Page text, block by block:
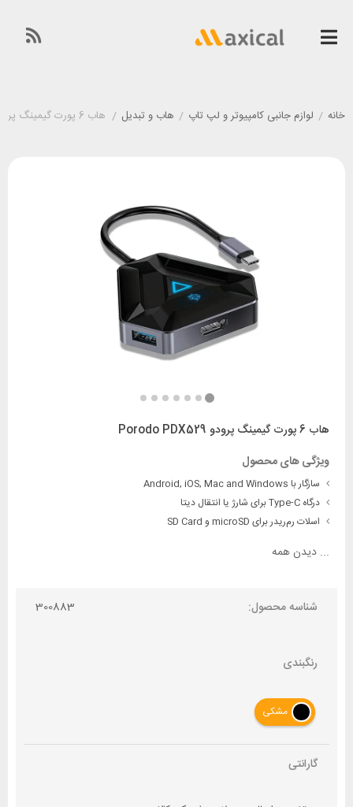
خانه / لوازم جانبی کامپیوتر و لپ تاپ / هاب و تبدیل / هاب 6 پورت گیمینگ پرودو Porodo PDX529
هاب 6 پورت گیمینگ پرودو Porodo PDX529
ویژگی های محصول
سازگار با Android, iOS, Mac and Windows
درگاه Type-C برای شارژ یا انتقال دیتا
اسلات رم‌ریدر برای microSD و SD Card
... دیدن همه
شناسه محصول: 300883
رنگبندی
مشکی
گارانتی